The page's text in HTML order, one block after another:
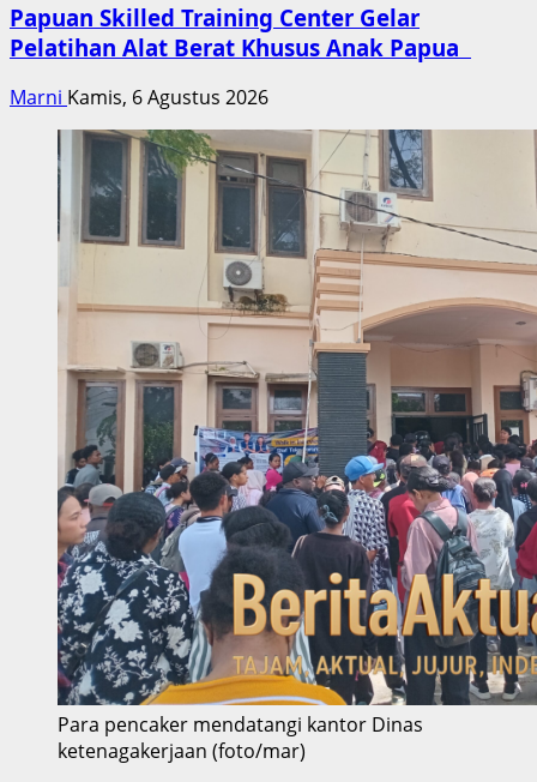
Papuan Skilled Training Center Gelar
Pelatihan Alat Berat Khusus Anak Papua
Marni Kamis, 6 Agustus 2026
Para pencaker mendatangi kantor Dinas
ketenagakerjaan (foto/mar)